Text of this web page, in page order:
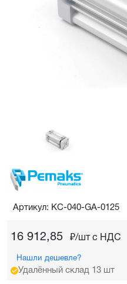
16 912,85 ₽/шт c НДС
Нашли дешевле?
Удалённый склад 13 шт
Артикул: KC-040-GA-0125